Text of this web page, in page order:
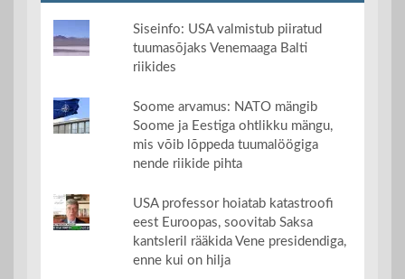
Siseinfo: USA valmistub piiratud
tuumasõjaks Venemaaga Balti
riikides
Soome arvamus: NATO mängib
Soome ja Eestiga ohtlikku mängu,
mis võib lõppeda tuumalöögiga
nende riikide pihta
USA professor hoiatab katastroofi
eest Euroopas, soovitab Saksa
kantsleril rääkida Vene presidendiga,
enne kui on hilja